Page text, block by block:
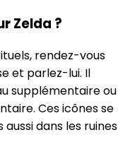
Zelda ?
rendez-vous
et parlez-lui. Il
supplémentaire ou
Ces icônes se
dans les ruines